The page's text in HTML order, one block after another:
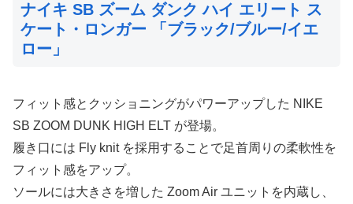
ナイキ SB ズーム ダンク ハイ エリート ス
ケート・ロンガー 「ブラック/ブルー/イエ
ロー」
フィット感とクッショニングがパワーアップした NIKE
SB ZOOM DUNK HIGH ELT が登場。
履き口には Fly knit を採用することで足首周りの柔軟性を
フィット感をアップ。
ソールには大きさを増した Zoom Air ユニットを内蔵し、